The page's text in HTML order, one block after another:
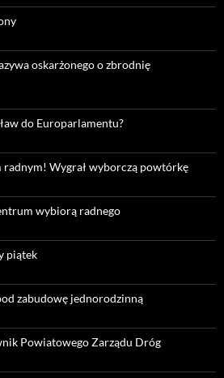
oskarżonego o zbrodnię
do Europarlamentu?
Wygrał wyborczą powtórkę
wybiorą radnego
piątek
zabudowę jednorodzinną
Powiatowego Zarządu Dróg